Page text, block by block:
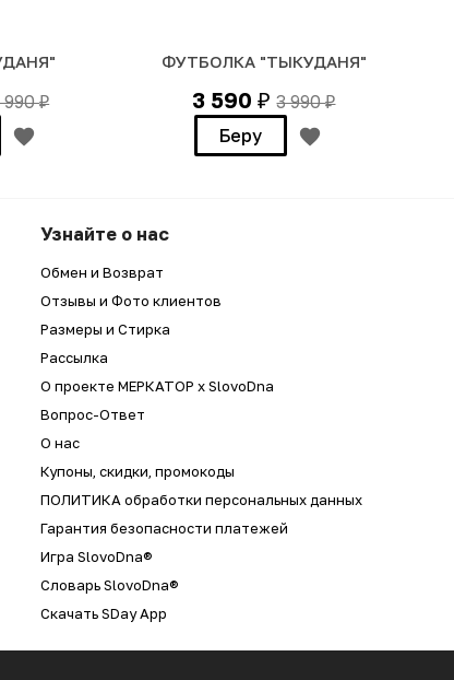
990₽
ФУТБОЛКА "ТЫКУДАНЯ"
3 590₽ 3 990₽
Беру
Узнайте о нас
Обмен и Возврат
Отзывы и Фото клиентов
Размеры и Стирка
Рассылка
О проекте МЕРКАТОР x SlovoDna
Вопрос-Ответ
О нас
Купоны, скидки, промокоды
ПОЛИТИКА обработки персональных данных
Гарантия безопасности платежей
Игра SlovoDna®
Словарь SlovoDna®
Скачать SDay App